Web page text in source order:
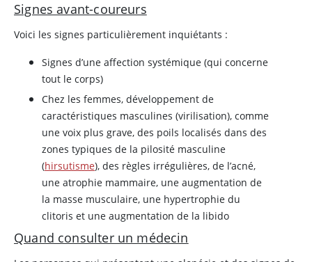
Signes avant-coureurs
Voici les signes particulièrement inquiétants :
Signes d’une affection systémique (qui concerne
tout le corps)
Chez les femmes, développement de
caractéristiques masculines (virilisation), comme
une voix plus grave, des poils localisés dans des
zones typiques de la pilosité masculine
(hirsutisme), des règles irrégulières, de l’acné,
une atrophie mammaire, une augmentation de
la masse musculaire, une hypertrophie du
clitoris et une augmentation de la libido
Quand consulter un médecin